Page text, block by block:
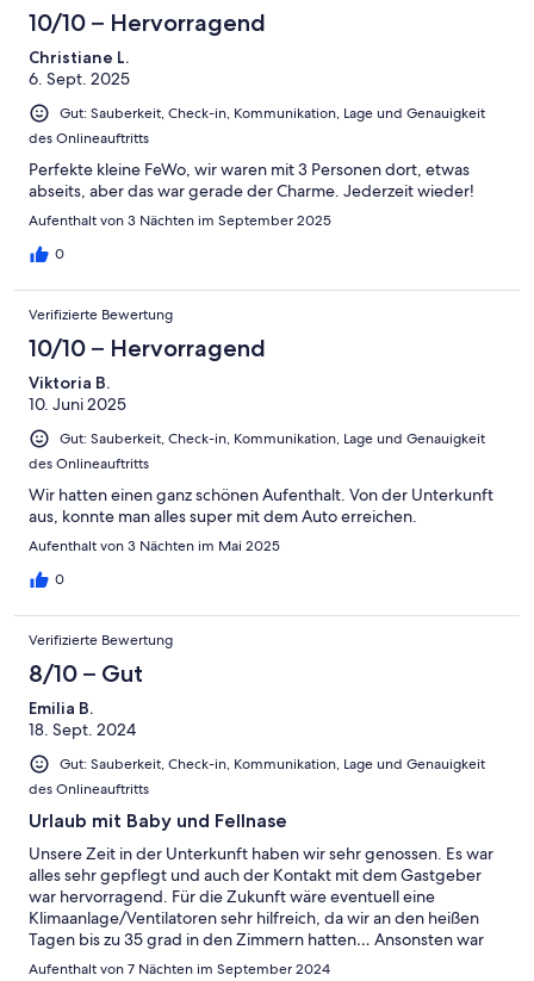
10/10 – Hervorragend
Christiane L.
6. Sept. 2025
Gut: Sauberkeit, Check-in, Kommunikation, Lage und Genauigkeit
des Onlineauftritts
Perfekte kleine FeWo, wir waren mit 3 Personen dort, etwas
abseits, aber das war gerade der Charme. Jederzeit wieder!
Aufenthalt von 3 Nächten im September 2025
0
Verifizierte Bewertung
10/10 – Hervorragend
Viktoria B.
10. Juni 2025
Gut: Sauberkeit, Check-in, Kommunikation, Lage und Genauigkeit
des Onlineauftritts
Wir hatten einen ganz schönen Aufenthalt. Von der Unterkunft
aus, konnte man alles super mit dem Auto erreichen.
Aufenthalt von 3 Nächten im Mai 2025
0
Verifizierte Bewertung
8/10 – Gut
Emilia B.
18. Sept. 2024
Gut: Sauberkeit, Check-in, Kommunikation, Lage und Genauigkeit
des Onlineauftritts
Urlaub mit Baby und Fellnase
Unsere Zeit in der Unterkunft haben wir sehr genossen. Es war
alles sehr gepflegt und auch der Kontakt mit dem Gastgeber
war hervorragend. Für die Zukunft wäre eventuell eine
Klimaanlage/Ventilatoren sehr hilfreich, da wir an den heißen
Tagen bis zu 35 grad in den Zimmern hatten… Ansonsten war
alles in allem sehr schön und erholsam.
Aufenthalt von 7 Nächten im September 2024